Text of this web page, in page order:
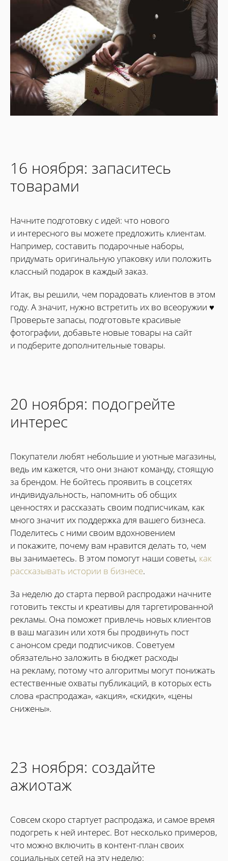
16 ноября: запаситесь
товарами
Начните подготовку с идей: что нового
и интересного вы можете предложить клиентам.
Например, составить подарочные наборы,
придумать оригинальную упаковку или положить
классный подарок в каждый заказ.
Итак, вы решили, чем порадовать клиентов в этом
году. А значит, нужно встретить их во всеоружии ♥
Проверьте запасы, подготовьте красивые
фотографии, добавьте новые товары на сайт
и подберите дополнительные товары.
20 ноября: подогрейте
интерес
Покупатели любят небольшие и уютные магазины,
ведь им кажется, что они знают команду, стоящую
за брендом. Не бойтесь проявить в соцсетях
индивидуальность, напомнить об общих
ценностях и рассказать своим подписчикам, как
много значит их поддержка для вашего бизнеса.
Поделитесь с ними своим вдохновением
и покажите, почему вам нравится делать то, чем
вы занимаетесь. В этом помогут наши советы, как
рассказывать истории в бизнесе.
За неделю до старта первой распродажи начните
готовить тексты и креативы для таргетированной
рекламы. Она поможет привлечь новых клиентов
в ваш магазин или хотя бы продвинуть пост
с анонсом среди подписчиков. Советуем
обязательно заложить в бюджет расходы
на рекламу, потому что алгоритмы могут понижать
естественные охваты публикаций, в которых есть
слова «распродажа», «акция», «скидки», «цены
снижены».
23 ноября: создайте
ажиотаж
Совсем скоро стартует распродажа, и самое время
подогреть к ней интерес. Вот несколько примеров,
что можно включить в контент-план своих
социальных сетей на эту неделю: